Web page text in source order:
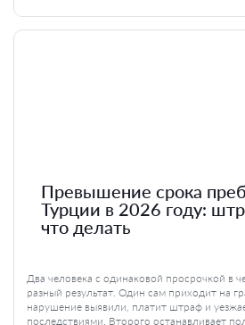
Превышение срока
Турции в 2026 году:
что делать
Два человека с одинаковой просрочкой в
разный результат. Один сам приходит на
нарушение выявили, платит штраф и
последствиями. Второго останавливает